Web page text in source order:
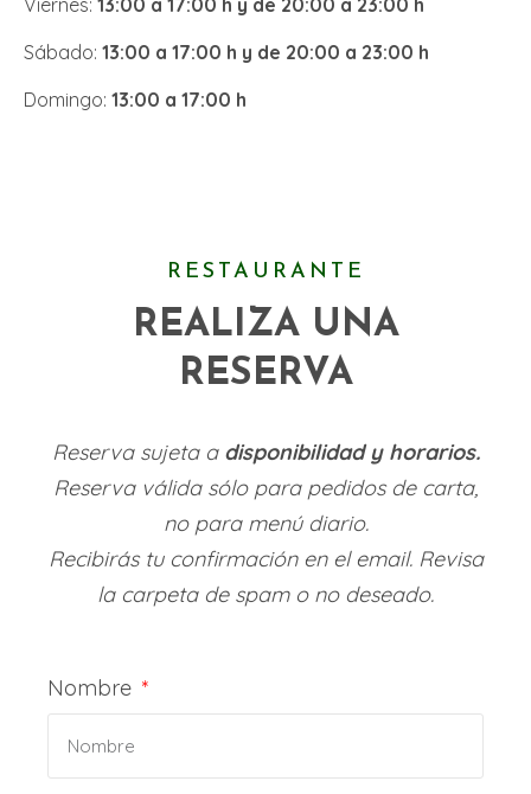
Sábado: 13:00 a 17:00 h y de 20:00 a 23:00 h
Domingo: 13:00 a 17:00 h
RESTAURANTE
REALIZA UNA
RESERVA
Reserva sujeta a disponibilidad y horarios.
Reserva válida sólo para pedidos de carta,
no para menú diario.
Recibirás tu confirmación en el email. Revisa
la carpeta de spam o no deseado.
Nombre